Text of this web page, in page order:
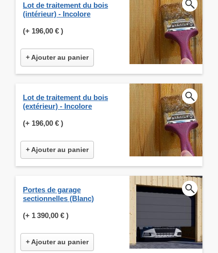
Lot de traitement du bois
(intérieur) - Incolore
(+ 196,00 € )
+ Ajouter au panier
Lot de traitement du bois
(extérieur) - Incolore
(+ 196,00 € )
+ Ajouter au panier
Portes de garage
sectionnelles (Blanc)
(+ 1 390,00 € )
+ Ajouter au panier